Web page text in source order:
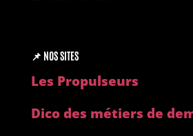
📌 NOS SITES
Les Propulseurs
Dico des métiers de